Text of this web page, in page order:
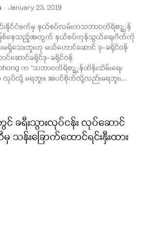
- January 23, 2019
းနိုင်ငံဖက်မှ နယ်စပ်လမ်းကသဘာဝတိရိစာ္ဆန်
ဖြစ်နေသည့်အတွက် နယ်စပ်ကုန်သွယ်ရေးဂိတ်ကို
းမရှိသေးဘူးဟု မယ်ဟောင်ဆောင် ဒု-ခရိုင်ဝန်
င်ဆောင်ခရိုင်ဒု-ခရိုင်ဝန်
က "သဘာဝတိရိစာ္ဆန်ထိန်းသိမ်းရေး
လုပ်လို့ မရဘူး။ အပင်စိုက်လို့လည်းမရဘူး၊...
ခရီးသွားလုပ်ငန်း လုပ်ဆောင်
သန်းခြောက်ထောင်ရင်းနှီးထား